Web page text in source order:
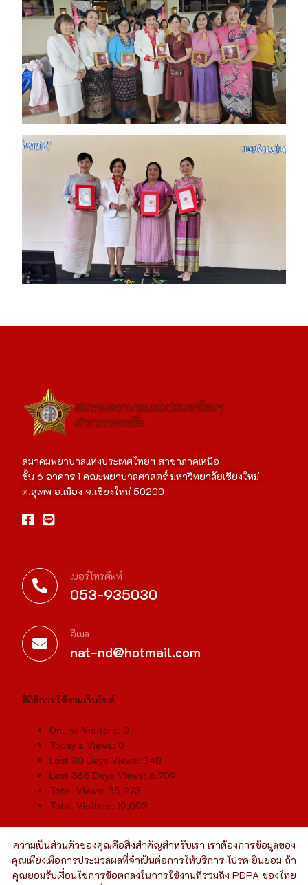
ความเป็นส่วนตัวของคุณคือสิ่งสำคัญสำหรับเรา เราต้องการข้อมูลของ
คุณเพียงเพื่อการประมวลผลที่จำเป็นต่อการให้บริการ โปรด ยินยอม ถ้า
คุณยอมรับเงื่อนไขการข้อตกลงในการใช้งานที่รวมถึง PDPA ของไทย
สมาคมพยาบาลแห่งประเทศไทยฯ สาขาภาคเหนือ
ชั้น 6 อาคาร 1 คณะพยาบาลศาสตร์ มหาวิทยาลัยเชียงใหม่
ต.สุเทพ อ.เมือง จ.เชียงใหม่ 50200
เบอร์โทรศัพท์
053-935030
อีเมล
nat-nd@hotmail.com
สิถิติการใช้งานเว็บไซต์
Online Visitors: 0
Today's Views: 0
Last 30 Days Views: 340
Last 365 Days Views: 6,709
Total Views: 35,973
Total Visitors:19,093